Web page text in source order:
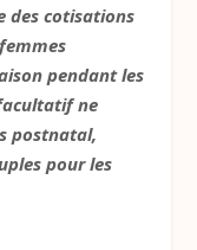
des cotisations
pendant les
ne
postnatal,
pour les